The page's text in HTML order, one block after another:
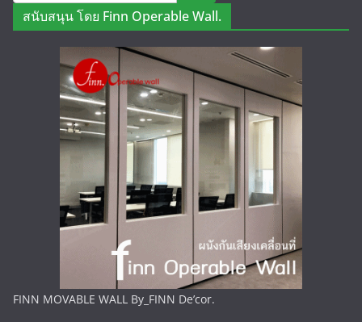
สนับสนุน โดย Finn Operable Wall.
FINN MOVABLE WALL By_FINN De’cor.